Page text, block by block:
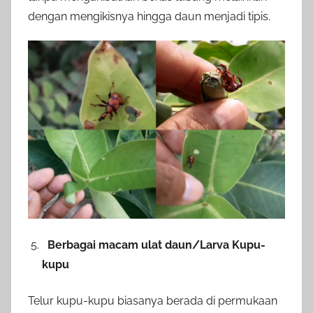
dengan mengikisnya hingga daun menjadi tipis.
Berbagai macam ulat daun/Larva Kupu-
kupu
Telur kupu-kupu biasanya berada di permukaan